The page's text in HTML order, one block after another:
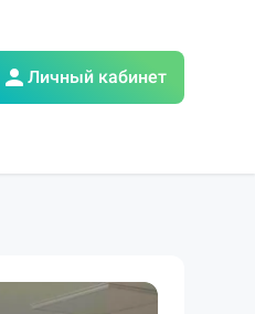
Личный кабинет